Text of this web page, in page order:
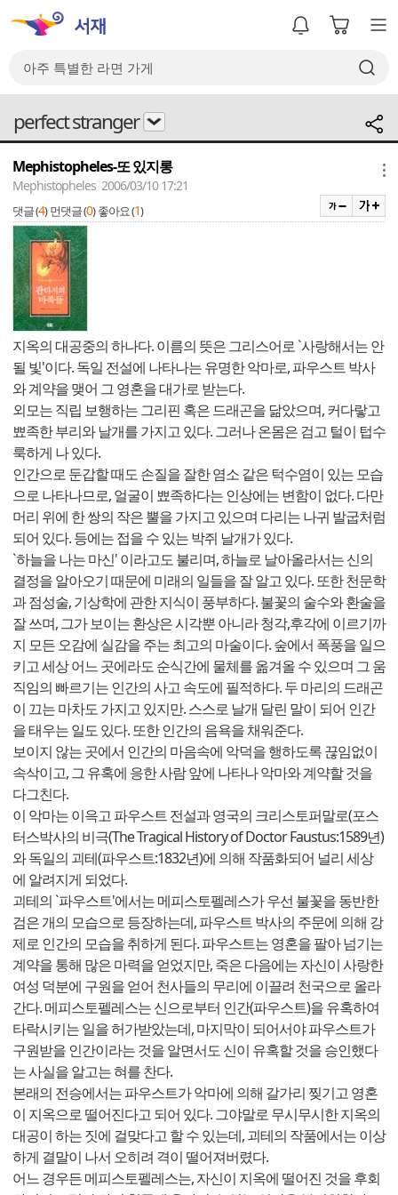
perfect stranger
Mephistopheles-또 있지롱
Mephistopheles 2006/03/10 17:21
댓글 (4) 먼댓글 (0) 좋아요 (1)
지옥의 대공중의 하나다. 이름의 뜻은 그리스어로 `사랑해서는 안
될 빛'이다. 독일 전설에 나타나는 유명한 악마로, 파우스트 박사
와 계약을 맺어 그 영혼을 대가로 받는다.
외모는 직립 보행하는 그리핀 혹은 드래곤을 닮았으며, 커다랗고
뾰족한 부리와 날개를 가지고 있다. 그러나 온몸은 검고 털이 텁수
룩하게 나 있다.
인간으로 둔갑할 때도 손질을 잘한 염소 같은 턱수염이 있는 모습
으로 나타나므로, 얼굴이 뾰족하다는 인상에는 변함이 없다. 다만
머리 위에 한 쌍의 작은 뿔을 가지고 있으며 다리는 나귀 발굽처럼
되어 있다. 등에는 접을 수 있는 박쥐 날개가 있다.
`하늘을 나는 마신' 이라고도 불리며, 하늘로 날아올라서는 신의
결정을 알아오기 때문에 미래의 일들을 잘 알고 있다. 또한 천문학
과 점성술, 기상학에 관한 지식이 풍부하다. 불꽃의 술수와 환술을
잘 쓰며, 그가 보이는 환상은 시각뿐 아니라 청각,후각에 이르기까
지 모든 오감에 실감을 주는 최고의 마술이다. 숲에서 폭풍을 일으
키고 세상 어느 곳에라도 순식간에 물체를 옮겨올 수 있으며 그 움
직임의 빠르기는 인간의 사고 속도에 필적하다. 두 마리의 드래곤
이 끄는 마차도 가지고 있지만. 스스로 날개 달린 말이 되어 인간
을 태우는 일도 있다. 또한 인간의 음욕을 채워준다.
보이지 않는 곳에서 인간의 마음속에 악덕을 행하도록 끊임없이
속삭이고, 그 유혹에 응한 사람 앞에 나타나 악마와 계약할 것을
다그친다.
이 악마는 이윽고 파우스트 전설과 영국의 크리스토퍼말로(포스
터스박사의 비극(The Tragical History of Doctor Faustus:1589년)
와 독일의 괴테(파우스트:1832년)에 의해 작품화되어 널리 세상
에 알려지게 되었다.
괴테의 `파우스트'에서는 메피스토펠레스가 우선 불꽃을 동반한
검은 개의 모습으로 등장하는데, 파우스트 박사의 주문에 의해 강
제로 인간의 모습을 취하게 된다. 파우스트는 영혼을 팔아 넘기는
계약을 통해 많은 마력을 얻었지만, 죽은 다음에는 자신이 사랑한
여성 덕분에 구원을 얻어 천사들의 무리에 이끌려 천국으로 올라
간다. 메피스토펠레스는 신으로부터 인간(파우스트)을 유혹하여
타락시키는 일을 허가받았는데, 마지막이 되어서야 파우스트가
구원받을 인간이라는 것을 알면서도 신이 유혹할 것을 승인했다
는 사실을 알고는 혀를 찬다.
본래의 전승에서는 파우스트가 악마에 의해 갈가리 찢기고 영혼
이 지옥으로 떨어진다고 되어 있다. 그야말로 무시무시한 지옥의
대공이 하는 짓에 걸맞다고 할 수 있는데, 괴테의 작품에서는 이상
하게 결말이 나서 오히려 격이 떨어져버렸다.
어느 경우든 메피스토펠레스는, 자신이 지옥에 떨어진 것을 후회